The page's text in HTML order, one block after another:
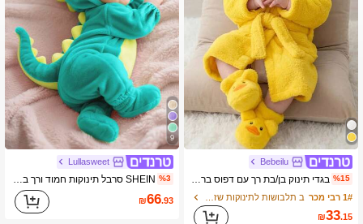
Bebeilu
%15 בגדי תינוק בן/בת רך עם דפוס ברווז קריקטורה תלת-ממדי: פליז עבה עם קפוצ'ון, שרוול ארוך וסגירת קשירה מקדימה, סגנון לסתיו וחורף
1# רבי מכר
₪33.15
9
Lullasweet
%3 SHEIN סרבל תינוקות חמוד ורך בצורת דינוזאור תלת-ממד, שרוולים ארוכים ומכנסיים
₪66.93